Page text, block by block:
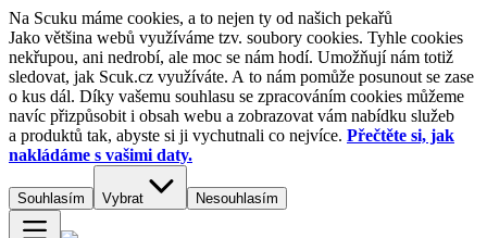
Na Scuku máme cookies, a to nejen ty od našich pekařů
Jako většina webů využíváme tzv. soubory cookies. Tyhle cookies
nekřupou, ani nedrobí, ale moc se nám hodí. Umožňují nám totiž
sledovat, jak Scuk.cz využíváte. A to nám pomůže posunout se zase
o kus dál. Díky vašemu souhlasu se zpracováním cookies můžeme
navíc přizpůsobit i obsah webu a zobrazovat vám nabídku služeb
a produktů tak, abyste si ji vychutnali co nejvíce. Přečtěte si, jak
nakládáme s vašimi daty.
Souhlasím Vybrat Nesouhlasím